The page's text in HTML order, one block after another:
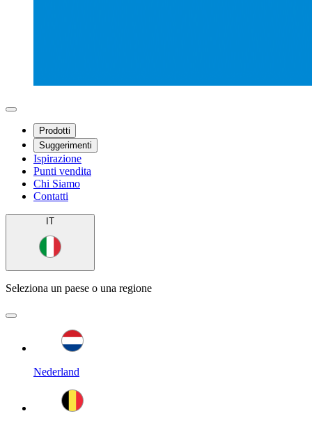
Prodotti
Suggerimenti
Ispirazione
Punti vendita
Chi Siamo
Contatti
IT
Seleziona un paese o una regione
Nederland